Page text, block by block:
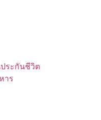
ระกันชีวิต
าร